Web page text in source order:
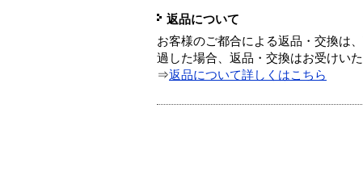
返品について
お客様のご都合による返品・交換は
過した場合、返品・交換はお受けいた
⇒返品について詳しくはこちら